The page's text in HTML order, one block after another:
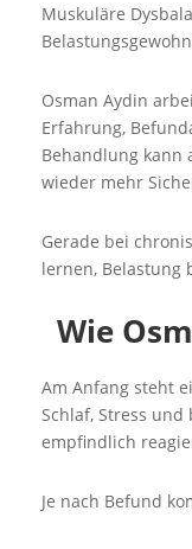
Muskuläre
Osman Aydin
Erfahrung,
Behandlung kann
wieder mehr
Gerade bei
lernen, Belastung
Wie
Am Anfang steht
Schlaf, Stress
empfindlich
Je nach Befund